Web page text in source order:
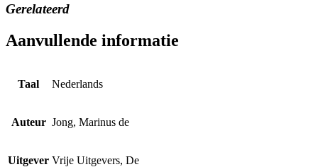
Gerelateerd
Aanvullende informatie
Taal Nederlands
Auteur Jong, Marinus de
Uitgever Vrije Uitgevers, De